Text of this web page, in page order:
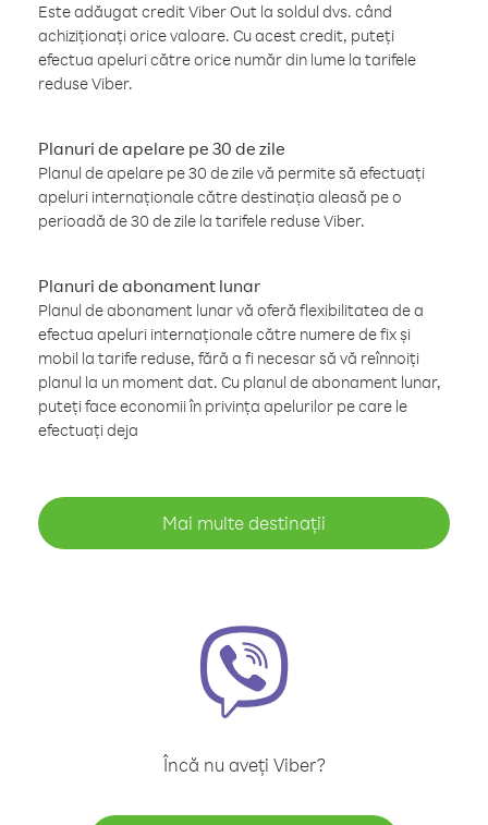
Este adăugat credit Viber Out la soldul dvs. când
achiziționați orice valoare. Cu acest credit, puteți
efectua apeluri către orice număr din lume la tarifele
reduse Viber.
Planuri de apelare pe 30 de zile
Planul de apelare pe 30 de zile vă permite să efectuați
apeluri internaționale către destinația aleasă pe o
perioadă de 30 de zile la tarifele reduse Viber.
Planuri de abonament lunar
Planul de abonament lunar vă oferă flexibilitatea de a
efectua apeluri internaționale către numere de fix și
mobil la tarife reduse, fără a fi necesar să vă reînnoiți
planul la un moment dat. Cu planul de abonament lunar,
puteți face economii în privința apelurilor pe care le
efectuați deja
Mai multe destinații
Încă nu aveți Viber?